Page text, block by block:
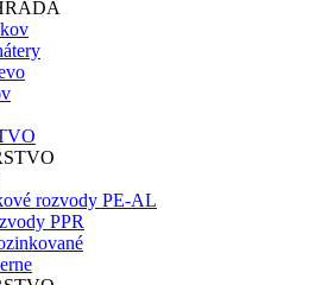
rozvody PE-AL
PPR